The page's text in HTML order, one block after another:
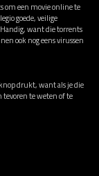
om een movie online te
goede, veilige
want die torrents
ook nog eens virussen
drukt, want als je die
tevoren te weten of te